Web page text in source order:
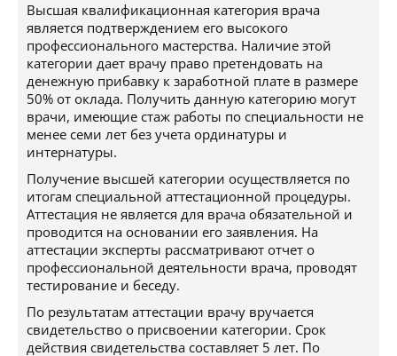
Высшая квалификационная категория врача
является подтверждением его высокого
профессионального мастерства. Наличие этой
категории дает врачу право претендовать на
денежную прибавку к заработной плате в размере
50% от оклада. Получить данную категорию могут
врачи, имеющие стаж работы по специальности не
менее семи лет без учета ординатуры и
интернатуры.
Получение высшей категории осуществляется по
итогам специальной аттестационной процедуры.
Аттестация не является для врача обязательной и
проводится на основании его заявления. На
аттестации эксперты рассматривают отчет о
профессиональной деятельности врача, проводят
тестирование и беседу.
По результатам аттестации врачу вручается
свидетельство о присвоении категории. Срок
действия свидетельства составляет 5 лет. По